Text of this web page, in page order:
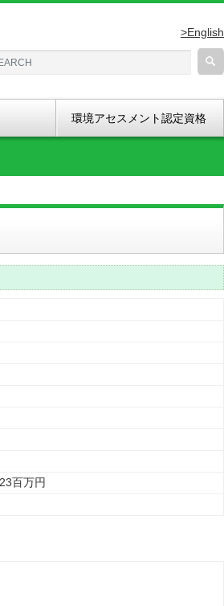
>English
環境アセスメント認定資格
百万円